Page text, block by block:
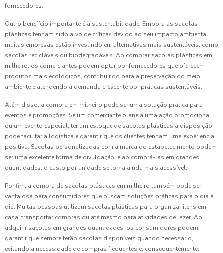
fornecedores.
Outro benefício importante é a sustentabilidade. Embora as sacolas
plásticas tenham sido alvo de críticas devido ao seu impacto ambiental,
muitas empresas estão investindo em alternativas mais sustentáveis, como
sacolas recicláveis ou biodegradáveis. Ao comprar sacolas plásticas em
milheiro, os comerciantes podem optar por fornecedores que oferecem
produtos mais ecológicos, contribuindo para a preservação do meio
ambiente e atendendo à demanda crescente por práticas sustentáveis.
Além disso, a compra em milheiro pode ser uma solução prática para
eventos e promoções. Se um comerciante planeja uma ação promocional
ou um evento especial, ter um estoque de sacolas plásticas à disposição
pode facilitar a logística e garantir que os clientes tenham uma experiência
positiva. Sacolas personalizadas com a marca do estabelecimento podem
ser uma excelente forma de divulgação, e ao comprá-las em grandes
quantidades, o custo por unidade se torna ainda mais acessível.
Por fim, a compra de sacolas plásticas em milheiro também pode ser
vantajosa para consumidores que buscam soluções práticas para o dia a
dia. Muitas pessoas utilizam sacolas plásticas para organizar itens em
casa, transportar compras ou até mesmo para atividades de lazer. Ao
adquirir sacolas em grandes quantidades, os consumidores podem
garantir que sempre terão sacolas disponíveis quando necessário,
evitando a necessidade de compras frequentes e, consequentemente,